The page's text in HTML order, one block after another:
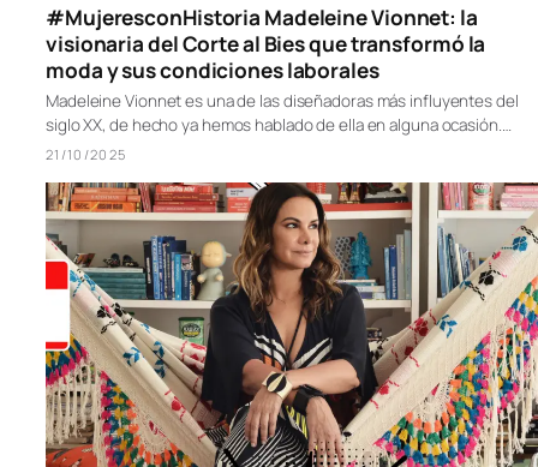
#MujeresconHistoria Madeleine Vionnet: la
visionaria del Corte al Bies que transformó la
moda y sus condiciones laborales
Madeleine Vionnet es una de las diseñadoras más influyentes del
siglo XX, de hecho ya hemos hablado de ella en alguna ocasión.…
21/10/2025